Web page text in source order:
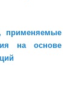
применяемые
на основе